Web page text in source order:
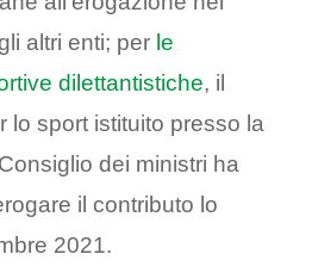
altri enti; per le
dilettantistiche, il
lo sport istituito presso la
dei ministri ha
il contributo lo
2021.